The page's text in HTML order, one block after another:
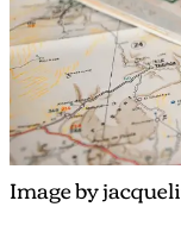
Image by